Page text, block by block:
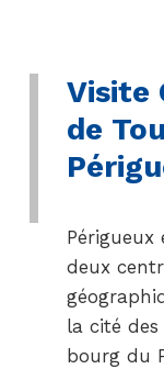
Visite
de
Périgueux
deux
la cité des
bourg du